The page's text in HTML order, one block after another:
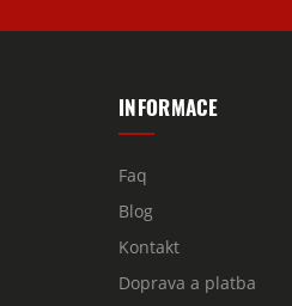
INFORMACE
Faq
Blog
Kontakt
Doprava a platba